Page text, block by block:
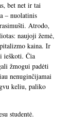
bet net ir tai
– nuolatinis
Atrodo,
naujoji žemė,
kaina. Ir
ieškoti. Čia
žmogui padėti
nenuginčijamai
keliu, paliko
studentė.